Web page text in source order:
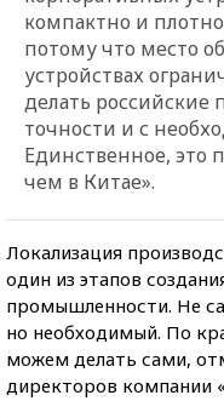
компактно и
потому что место
устройствах
делать российские
точности и с
Единственное, это
чем в Китае».
Локализация
один из этапов
промышленности. Не
но необходимый. По
можем делать сами,
директоров компании